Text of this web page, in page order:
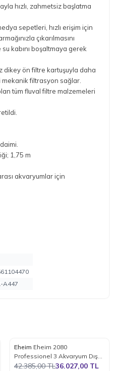
hızlı, zahmetsiz başlatma
sepetleri, hızlı erişim için
çıkarılmasını
su kabını boşaltmaya gerek
dikey ön filtre kartuşuyla daha
filtrasyon sağlar.
tüm fluval filtre malzemeleri
1,75 m
akvaryumlar için
A447
%15
Favorilere Ekle
Eheim Eheim 2080
Professionel 3 Akvaryum Dış
Filtresi 1700 Litre / Saat
42.385,00TL36.027,00 TL